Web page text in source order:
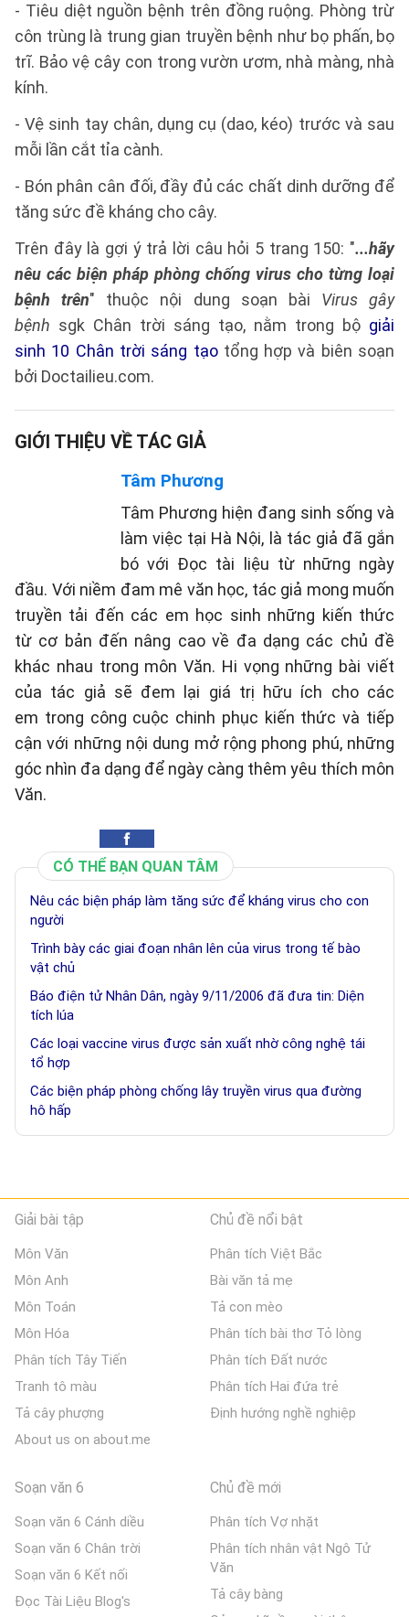
- Tiêu diệt nguồn bệnh trên đồng ruộng. Phòng trừ
côn trùng là trung gian truyền bệnh như bọ phấn, bọ
trĩ. Bảo vệ cây con trong vườn ươm, nhà màng, nhà
kính.
- Vệ sinh tay chân, dụng cụ (dao, kéo) trước và sau
mỗi lần cắt tỉa cành.
- Bón phân cân đối, đầy đủ các chất dinh dưỡng để
tăng sức đề kháng cho cây.
Trên đây là gợi ý trả lời câu hỏi 5 trang 150: "...hãy
nêu các biện pháp phòng chống virus cho từng loại
bệnh trên" thuộc nội dung soạn bài Virus gây
bệnh sgk Chân trời sáng tạo, nằm trong bộ giải
sinh 10 Chân trời sáng tạotổng hợp và biên soạn
bởi Doctailieu.com.
GIỚI THIỆU VỀ TÁC GIẢ
Tâm Phương
Tâm Phương hiện đang sinh sống và
làm việc tại Hà Nội, là tác giả đã gắn
bó với Đọc tài liệu từ những ngày
đầu. Với niềm đam mê văn học, tác giả mong muốn
truyền tải đến các em học sinh những kiến thức
từ cơ bản đến nâng cao về đa dạng các chủ đề
khác nhau trong môn Văn. Hi vọng những bài viết
của tác giả sẽ đem lại giá trị hữu ích cho các
em trong công cuộc chinh phục kiến thức và tiếp
cận với những nội dung mở rộng phong phú, những
góc nhìn đa dạng để ngày càng thêm yêu thích môn
Văn.
CÓ THỂ BẠN QUAN TÂM
Nêu các biện pháp làm tăng sức để kháng virus cho con
người
Trình bày các giai đoạn nhân lên của virus trong tế bào
vật chủ
Báo điện tử Nhân Dân, ngày 9/11/2006 đã đưa tin: Diện
tích lúa
Các loại vaccine virus được sản xuất nhờ công nghệ tái
tổ hợp
Các biện pháp phòng chống lây truyền virus qua đường
hô hấp
Giải bài tập
Môn Văn
Môn Anh
Môn Toán
Môn Hóa
Phân tích Tây Tiến
Tranh tô màu
Tả cây phượng
About us on about.me
Chủ đề nổi bật
Phân tích Việt Bắc
Bài văn tả mẹ
Tả con mèo
Phân tích bài thơ Tỏ lòng
Phân tích Đất nước
Phân tích Hai đứa trẻ
Định hướng nghề nghiệp
Soạn văn 6
Soạn văn 6 Cánh diều
Soạn văn 6 Chân trời
Soạn văn 6 Kết nối
Đọc Tài Liệu Blog's
Chủ đề mới
Phân tích Vợ nhặt
Phân tích nhân vật Ngô Tử
Văn
Tả cây bàng